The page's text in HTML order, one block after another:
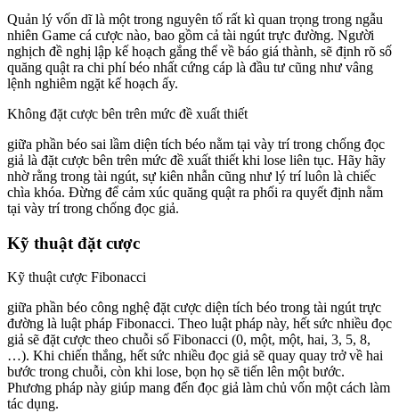
Quản lý vốn dĩ là một trong nguyên tố rất kì quan trọng trong ngẫu
nhiên Game cá cược nào, bao gồm cả tài ngút trực đường. Người
nghịch đề nghị lập kế hoạch gắng thể về báo giá thành, sẽ định rõ số
quăng quật ra chi phí béo nhất cứng cáp là đầu tư cũng như vâng
lệnh nghiêm ngặt kế hoạch ấy.
Không đặt cược bên trên mức đề xuất thiết
giữa phần béo sai lầm diện tích béo nằm tại vày trí trong chống đọc
giả là đặt cược bên trên mức đề xuất thiết khi lose liên tục. Hãy hãy
nhờ rằng trong tài ngút, sự kiên nhẫn cũng như lý trí luôn là chiếc
chìa khóa. Đừng để cảm xúc quăng quật ra phối ra quyết định nằm
tại vày trí trong chống đọc giả.
Kỹ thuật đặt cược
Kỹ thuật cược Fibonacci
giữa phần béo công nghệ đặt cược diện tích béo trong tài ngút trực
đường là luật pháp Fibonacci. Theo luật pháp này, hết sức nhiều đọc
giả sẽ đặt cược theo chuỗi số Fibonacci (0, một, một, hai, 3, 5, 8,
…). Khi chiến thắng, hết sức nhiều đọc giả sẽ quay quay trở về hai
bước trong chuỗi, còn khi lose, bọn họ sẽ tiến lên một bước.
Phương pháp này giúp mang đến đọc giả làm chủ vốn một cách làm
tác dụng.